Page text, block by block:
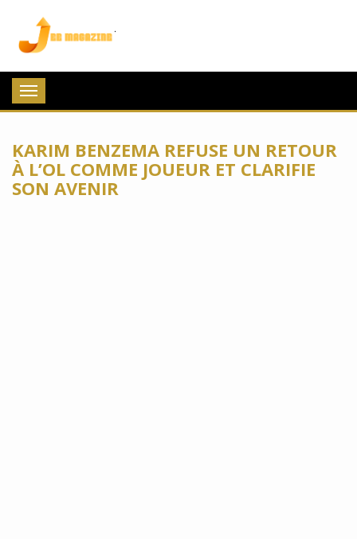
Toggle
navigation
KARIM BENZEMA REFUSE UN RETOUR
À L’OL COMME JOUEUR ET CLARIFIE
SON AVENIR